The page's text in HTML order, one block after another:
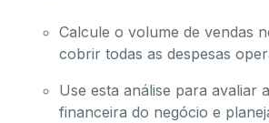
Calcule o volume de vendas
cobrir todas as despesas
Use esta análise para avaliar
financeira do negócio e